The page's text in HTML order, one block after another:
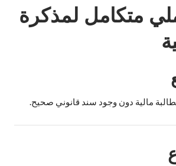
متكامل لمذكرة
مالية دون وجود سند قانوني صحيح.